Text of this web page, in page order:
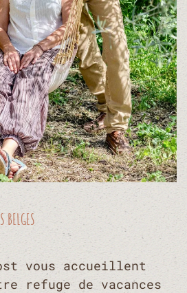
BELGES
vous accueillent
refuge de vacances